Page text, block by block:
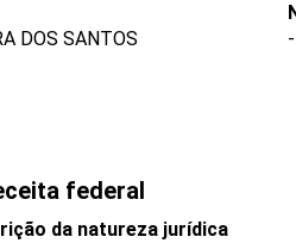
DOS SANTOS
-
federal
da natureza jurídica